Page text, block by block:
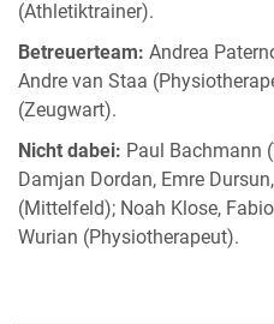
(Athletiktrainer).
Betreuerteam: Andrea
Andre van Staa
(Zeugwart).
Nicht dabei: Paul Bachmann
Damjan Dordan, Emre
(Mittelfeld); Noah Klose,
Wurian (Physiotherapeut).